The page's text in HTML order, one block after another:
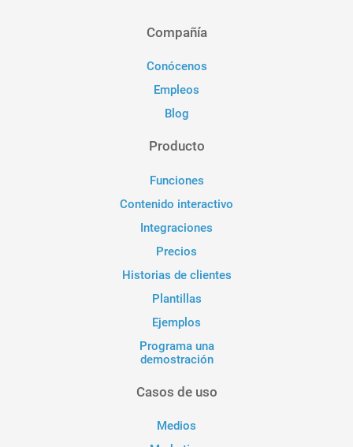
Compañía
Conócenos
Empleos
Blog
Producto
Funciones
Contenido interactivo
Integraciones
Precios
Historias de clientes
Plantillas
Ejemplos
Programa una
demostración
Casos de uso
Medios